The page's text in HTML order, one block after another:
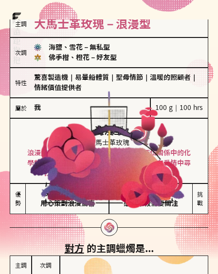
主調 大馬士革玫瑰－浪漫型
次調
海鹽、雪花 － 無私型
佛手柑、橙花 － 好友型
特性
驚喜製造機 易暈船體質 聖母情節 溫暖的照顧者
情緒價值提供者
屬於 我 100 g｜100 hrs
浪漫型
大馬士革玫瑰
浪漫型的人以激情與性吸引力為基礎，深信關係中的化
學效應，認為每次相遇都是命中註定。傾向在愛情中尋
找火花，經常表達對另一半的愛意和讚美。
優
勢
保持戀愛新鮮感
用心策劃浪漫驚喜
情緒起伏較大
感情中較需要關注
挑
戰
對方的主調蠟燭是...
主調 次調